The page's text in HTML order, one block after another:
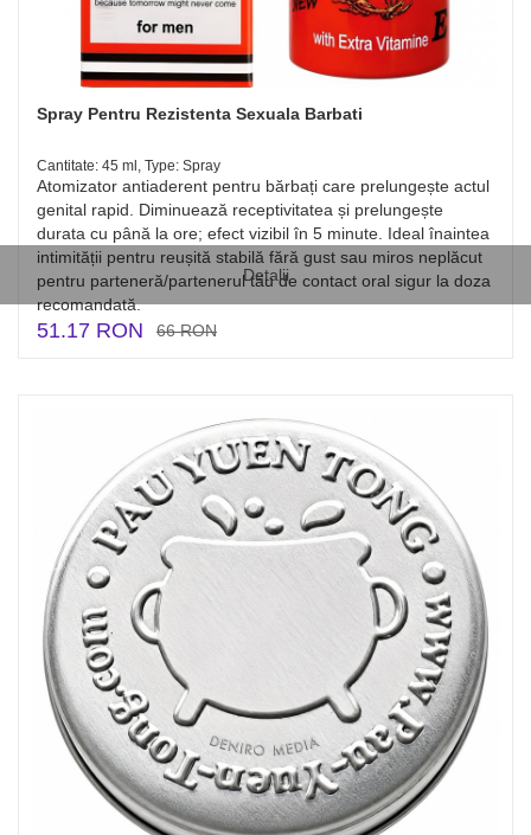
Detalii
Spray Pentru Rezistenta Sexuala Barbati
Cantitate: 45 ml, Type: Spray
Atomizator antiaderent pentru bărbați care prelungește actul
genital rapid. Diminuează receptivitatea și prelungește
durata cu până la ore; efect vizibil în 5 minute. Ideal înaintea
intimității pentru reușită stabilă fără gust sau miros neplăcut
pentru parteneră/partenerul tău de contact oral sigur la doza
recomandată.
51.17 RON 66 RON